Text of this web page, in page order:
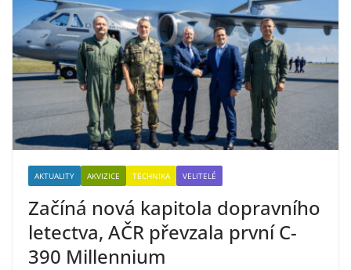
AKTUALITY AKVIZICE TECHNIKA VELITELÉ
Začíná nová kapitola dopravního
letectva, AČR převzala první C-
390 Millennium